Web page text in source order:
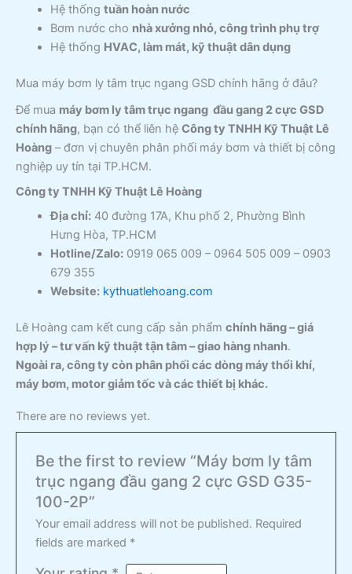
Hệ thống tuần hoàn nước
Bơm nước cho nhà xưởng nhỏ, công trình phụ trợ
Hệ thống HVAC, làm mát, kỹ thuật dân dụng
Mua máy bơm ly tâm trục ngang GSD chính hãng ở đâu?
Để mua máy bơm ly tâm trục ngang đầu gang 2 cực GSD
chính hãng, bạn có thể liên hệ Công ty TNHH Kỹ Thuật Lê
Hoàng – đơn vị chuyên phân phối máy bơm và thiết bị công
nghiệp uy tín tại TP.HCM.
Công ty TNHH Kỹ Thuật Lê Hoàng
Địa chỉ:40 đường 17A, Khu phố 2, Phường Bình
Hưng Hòa, TP.HCM
Hotline/Zalo:0919 065 009 – 0964 505 009 – 0903
679 355
Website: kythuatlehoang.com
Lê Hoàng cam kết cung cấp sản phẩm chính hãng – giá
hợp lý – tư vấn kỹ thuật tận tâm – giao hàng nhanh.
Ngoài ra, công ty còn phân phối các dòng máy thổi khí,
máy bơm, motor giảm tốc và các thiết bị khác.
There are no reviews yet.
Be the first to review “Máy bơm ly tâm
trục ngang đầu gang 2 cực GSD G35-
100-2P”
Your email address will not be published. Required
fields are marked *